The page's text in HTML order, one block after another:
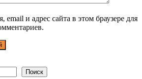
email и адрес сайта в этом браузере для
Поиск